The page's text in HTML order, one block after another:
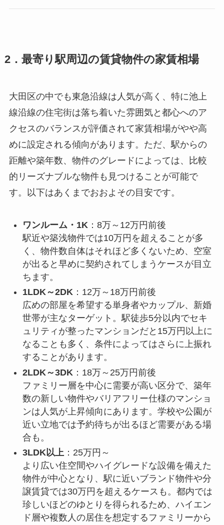
2．最寄り駅周辺の賃貸物件の家賃相場
大田区の中でも東急沿線は人気が高く、特に池上
線沿線の住宅街は落ち着いた雰囲気と都心へのア
クセスのバランスが評価されて家賃相場がやや高
めに設定される傾向があります。ただ、駅からの
距離や築年数、物件のグレードによっては、比較
的リーズナブルな物件も見つけることが可能で
す。以下はあくまでおおよその目安です。
ワンルーム・1K ：8万～12万円前後
駅近や築浅物件では10万円を超えることが多
く、物件数自体はそれほど多くないため、空室
が出ると早めに契約されてしまうケースが目立
ちます。
1LDK～2DK：12万～18万円前後
広めの部屋を希望する単身者やカップル、新婚
世帯が主なターゲット。駅徒歩5分以内でセキ
ュリティが整ったマンションだと15万円以上に
なることも多く、条件によってはさらに上振れ
することがあります。
2LDK～3DK ：18万～25万円前後
ファミリー層を中心に需要が高い区分で、築年
数の新しい物件やバリアフリー仕様のマンショ
ンは人気が上昇傾向にあります。学校や公園が
近い立地では予約待ちが出るほど需要がある場
合も。
3LDK以上：25万円～
より広い住空間やハイグレードな設備を備えた
物件が中心となり、駅に近いブランド物件や分
譲賃貸では30万円を超えるケースも。都内では
珍しいほどのゆとりを得られるため、ハイエン
ド層や複数人の居住を想定するファミリーから